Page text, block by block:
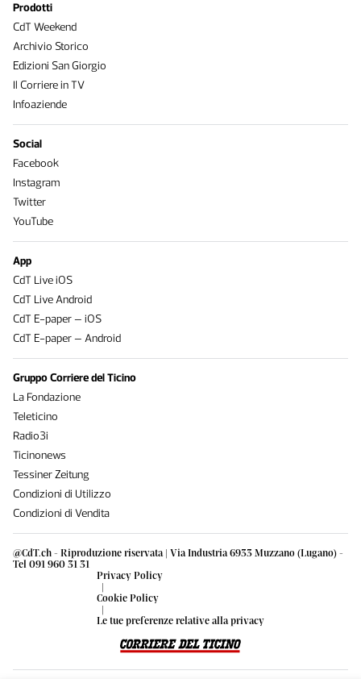
@CdT.ch - Riproduzione riservata | Via Industria 6933 Muzzano (Lugano) -
Tel 091 960 31 31
Privacy Policy
|
Cookie Policy
|
Le tue preferenze relative alla privacy
Prodotti
CdT Weekend
Archivio Storico
Edizioni San Giorgio
Il Corriere in TV
Infoaziende
Social
Facebook
Instagram
Twitter
YouTube
App
CdT Live iOS
CdT Live Android
CdT E-paper – iOS
CdT E-paper – Android
Gruppo Corriere del Ticino
La Fondazione
Teleticino
Radio3i
Ticinonews
Tessiner Zeitung
Condizioni di Utilizzo
Condizioni di Vendita